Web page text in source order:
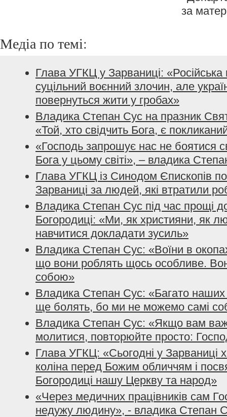
за
Медіа по темі:
Глава УГКЦ у Зарваниці: «Російська
суцільний воєнний злочин, але
повернуться жити у гробах»
Владика Степан Сус на празник
«Той, хто свідчить Бога, є
«Господь запрошує нас не боятися
Бога у цьому світі», – владика
Глава УГКЦ із Синодом Єпископів
Зарваниці за людей, які втратили
Владика Степан Сус під час прощі
Богородиці: «Ми, як християни, як
навчитися докладати зусиль»
Владика Степан Сус: «Воїни в
що вони роблять щось особливе.
собою»
Владика Степан Сус: «Багато наших
ще болять, бо ми не можемо самі
Владика Степан Сус: «Якщо вам
молитися, повторюйте просто:
Глава УГКЦ: «Сьогодні у Зарваниці
коліна перед Божим обличчям і
Богородиці нашу Церкву та народ»
«Через медичних працівників сам
недужу людину», - владика Степан